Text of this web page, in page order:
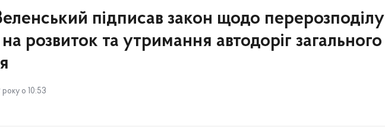
підписав закон щодо перерозподілу
розвиток та утримання автодоріг загального
року о 10:53